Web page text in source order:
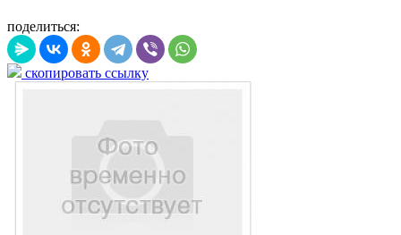
поделиться:
скопировать ссылку